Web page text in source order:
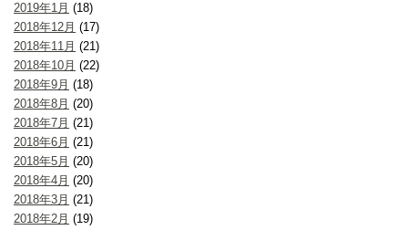
2019年1月 (18)
2018年12月 (17)
2018年11月 (21)
2018年10月 (22)
2018年9月 (18)
2018年8月 (20)
2018年7月 (21)
2018年6月 (21)
2018年5月 (20)
2018年4月 (20)
2018年3月 (21)
2018年2月 (19)